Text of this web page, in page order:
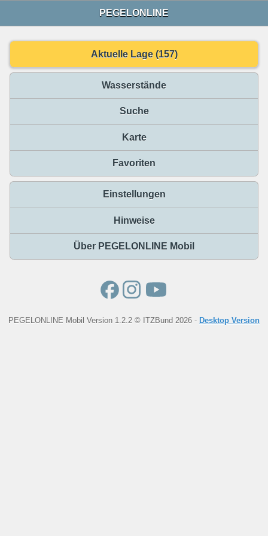
PEGELONLINE
Aktuelle Lage (157)
Wasserstände
Suche
Karte
Favoriten
Einstellungen
Hinweise
Über PEGELONLINE Mobil
PEGELONLINE Mobil Version 1.2.2 © ITZBund 2026 - Desktop Version